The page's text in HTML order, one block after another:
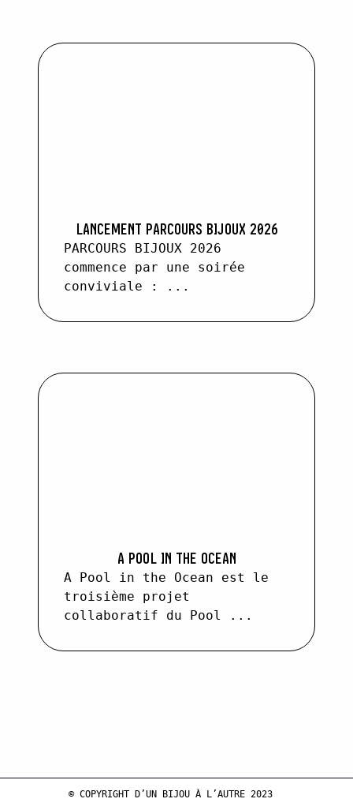
LANCEMENT PARCOURS BIJOUX 2026
PARCOURS BIJOUX 2026
commence par une soirée
conviviale : ...
A POOL IN THE OCEAN
A Pool in the Ocean est le
troisième projet
collaboratif du Pool ...
© COPYRIGHT D’UN BIJOU À L’AUTRE 2023